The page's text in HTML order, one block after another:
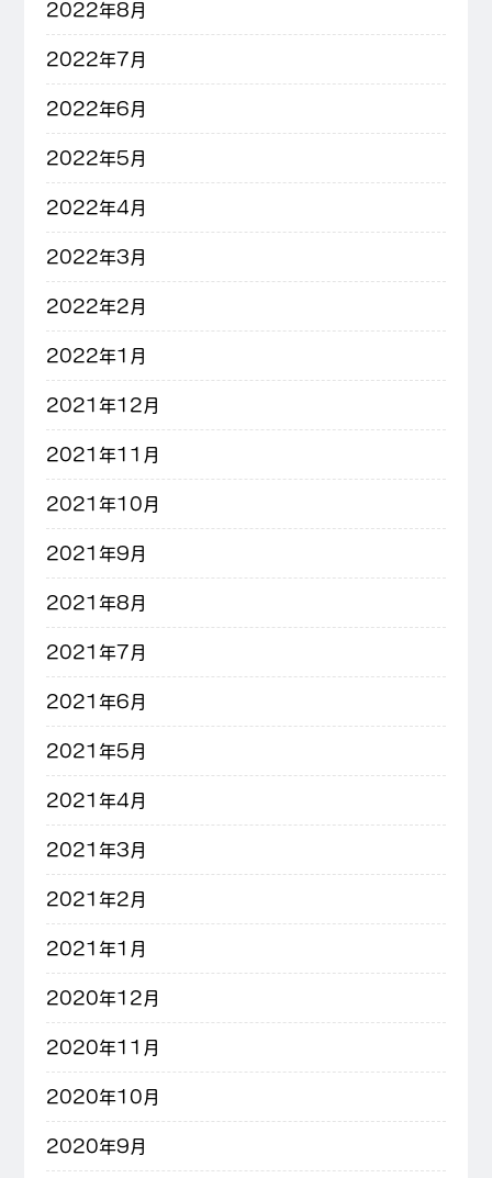
2022年8月
2022年7月
2022年6月
2022年5月
2022年4月
2022年3月
2022年2月
2022年1月
2021年12月
2021年11月
2021年10月
2021年9月
2021年8月
2021年7月
2021年6月
2021年5月
2021年4月
2021年3月
2021年2月
2021年1月
2020年12月
2020年11月
2020年10月
2020年9月